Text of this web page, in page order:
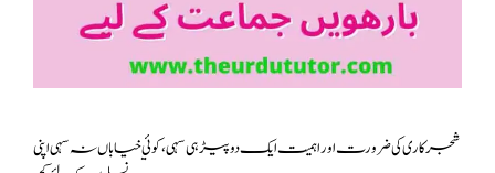
شجر کاری کی ضرورت اور اہمیت ایک دو پیڑ ہی سہی ،کوئي خیاباں نہ سہی اپنی